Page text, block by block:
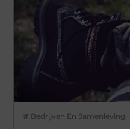
Bedrijven En Samenleving